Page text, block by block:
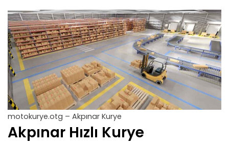
motokurye.otg – Akpınar Kurye
Akpınar Hızlı Kurye